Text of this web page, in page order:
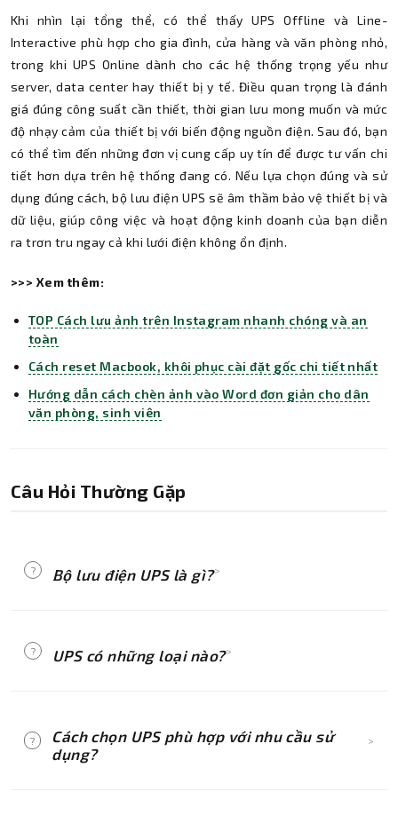
Khi nhìn lại tổng thể, có thể thấy UPS Offline và Line-
Interactive phù hợp cho gia đình, cửa hàng và văn phòng nhỏ,
trong khi UPS Online dành cho các hệ thống trọng yếu như
server, data center hay thiết bị y tế. Điều quan trọng là đánh
giá đúng công suất cần thiết, thời gian lưu mong muốn và mức
độ nhạy cảm của thiết bị với biến động nguồn điện. Sau đó, bạn
có thể tìm đến những đơn vị cung cấp uy tín để được tư vấn chi
tiết hơn dựa trên hệ thống đang có. Nếu lựa chọn đúng và sử
dụng đúng cách, bộ lưu điện UPS sẽ âm thầm bảo vệ thiết bị và
dữ liệu, giúp công việc và hoạt động kinh doanh của bạn diễn
ra trơn tru ngay cả khi lưới điện không ổn định.
>>> Xem thêm:
TOP Cách lưu ảnh trên Instagram nhanh chóng và an
toàn
Cách reset Macbook, khôi phục cài đặt gốc chi tiết nhất
Hướng dẫn cách chèn ảnh vào Word đơn giản cho dân
văn phòng, sinh viên
Câu Hỏi Thường Gặp
? Bộ lưu điện UPS là gì?>
điện chính bị ngắt, giúp bảo vệ thiết bị khỏi
? UPS có những loại nào?>
loại có tính năng và mức độ bảo vệ khác nhau.
?
Cách chọn UPS phù hợp với nhu cầu sử
dụng?
>